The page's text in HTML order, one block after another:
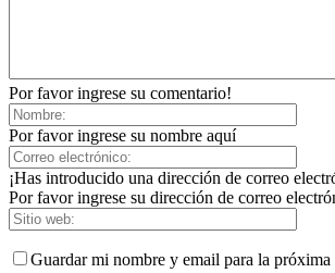
Por favor ingrese su comentario!
Por favor ingrese su nombre aquí
¡Has introducido una dirección de correo
Por favor ingrese su dirección de correo
Guardar mi nombre y email para la próxima